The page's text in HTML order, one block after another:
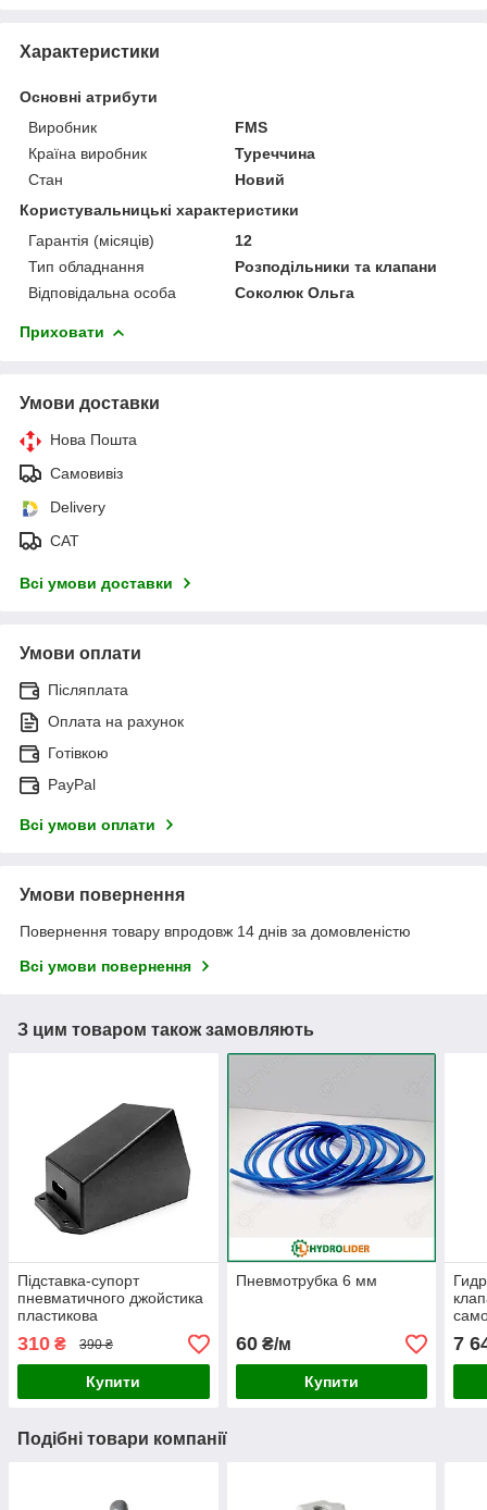
Характеристики
Основні атрибути
Виробник
FMS
Країна виробник
Туреччина
Стан
Новий
Користувальницькі характеристики
Гарантія (місяців)
12
Тип обладнання
Розподільники та клапани
Відповідальна особа
Соколюк Ольга
Приховати
Умови доставки
Нова Пошта
Самовивіз
Delivery
САТ
Всі умови доставки
Умови оплати
Післяплата
Оплата на рахунок
Готівкою
PayPal
Всі умови оплати
Умови повернення
Повернення товару впродовж 14 днів за домовленістю
Всі умови повернення
З цим товаром також замовляють
Підставка-супорт
пневматичного джойстика
пластикова
310 ₴ 390 ₴
Купити
Пневмотрубка 6 мм
60₴/м
Купити
7
Подібні товари компанії